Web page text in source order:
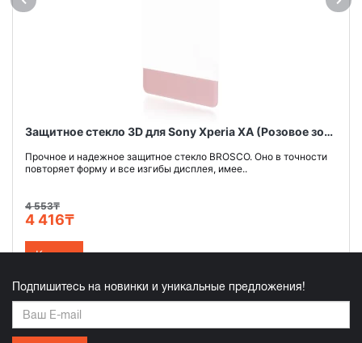
Защитное стекло 3D для Sony Xperia XA (Розовое золото)
Прочное и надежное защитное стекло BROSCO. Оно в точности
повторяет форму и все изгибы дисплея, имее..
4 553₸
4 416₸
Купить
Подпишитесь на новинки и уникальные предложения!